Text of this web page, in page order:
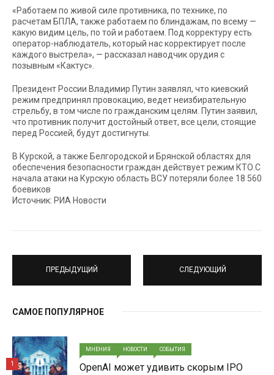
«Работаем по живой силе противника, по технике, по
расчетам БПЛА, также работаем по блиндажам, по всему —
какую видим цель, по той и работаем. Под корректуру есть
оператор-наблюдатель, который нас корректирует после
каждого выстрела», — рассказал наводчик орудия с
позывным «Кактус».
Президент России Владимир Путин заявлял, что киевский
режим предпринял провокацию, ведет неизбирательную
стрельбу, в том числе по гражданским целям. Путин заявил,
что противник получит достойный ответ, все цели, стоящие
перед Россией, будут достигнуты.
В Курской, а также Белгородской и Брянской областях для
обеспечения безопасности граждан действует режим КТО.С
начала атаки на Курскую область ВСУ потеряли более 18 560
боевиков
Источник: РИА Новости
ПРЕДЫДУЩИЙ СЛЕДУЮЩИЙ
САМОЕ ПОПУЛЯРНОЕ
МНЕНИЯ НОВОСТИ СОБЫТИЯ
OpenAI может удивить скорым IPO
1